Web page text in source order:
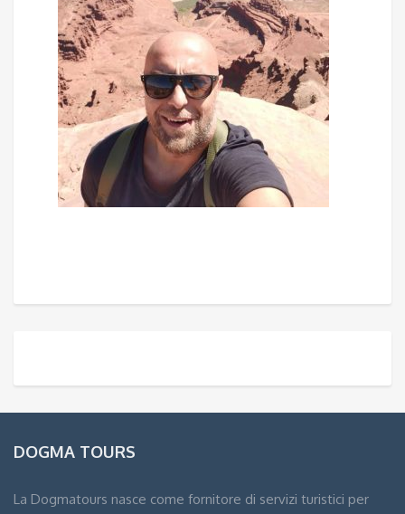
DOGMA TOURS
La Dogmatours nasce come fornitore di servizi turistici per